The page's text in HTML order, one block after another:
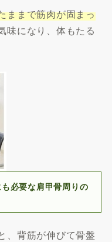
ままで筋肉が固まっ
味になり、体もたる
必要な肩甲骨周りの
、背筋が伸びて骨盤